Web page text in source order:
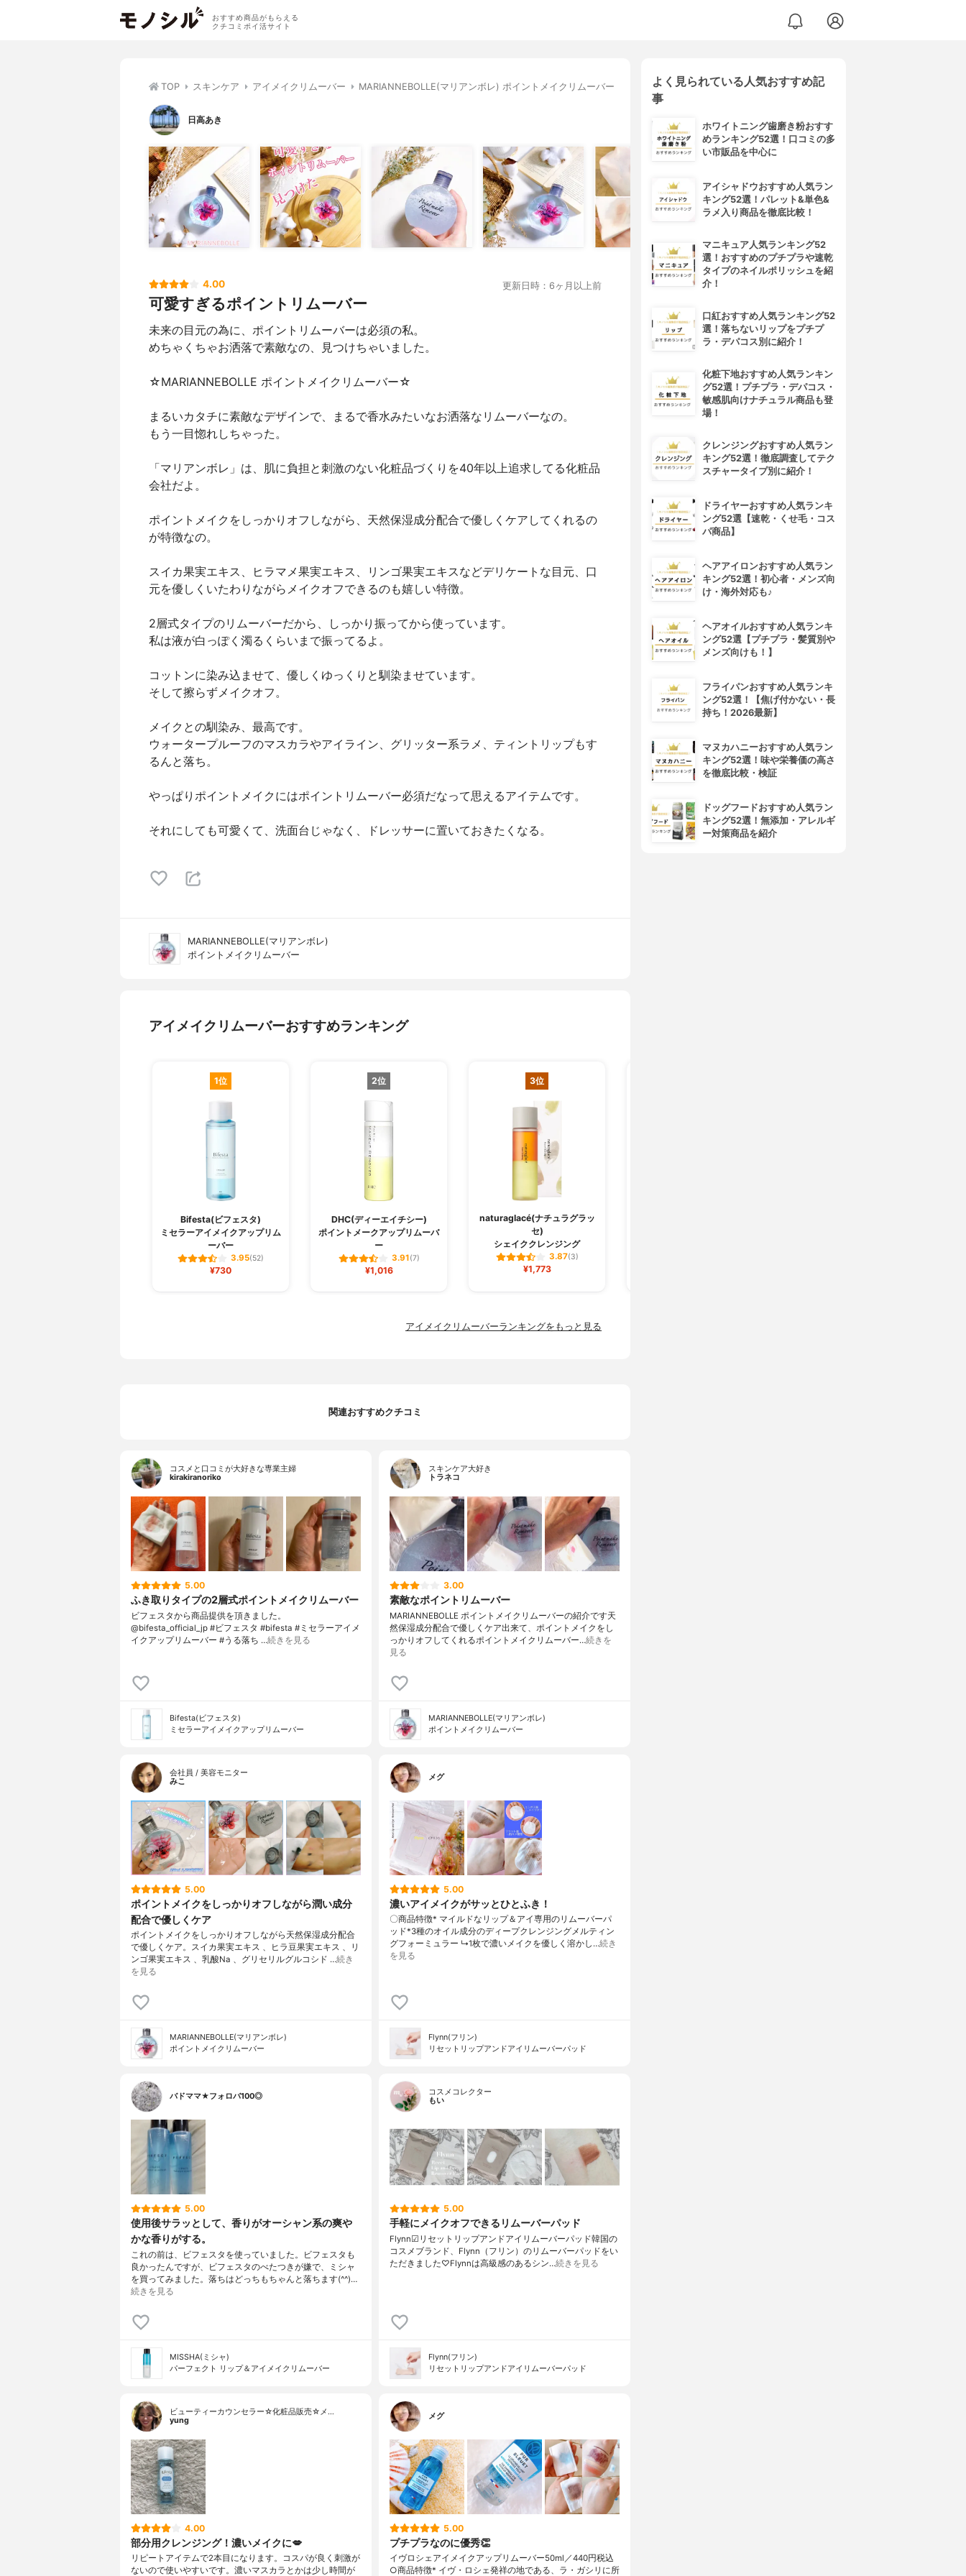
おすすめ商品がもらえる
クチコミポイ活サイト
TOP スキンケア アイメイクリムーバー MARIANNEBOLLE(マリアンボレ) ポイントメイクリムーバー
日高あき
4.00 更新日時：6ヶ月以上前
可愛すぎるポイントリムーバー
未来の目元の為に、ポイントリムーバーは必須の私。
めちゃくちゃお洒落で素敵なの、見つけちゃいました。
☆MARIANNEBOLLE ポイントメイクリムーバー☆
まるいカタチに素敵なデザインで、まるで香水みたいなお洒落なリムーバーなの。
もう一目惚れしちゃった。
「マリアンボレ」は、肌に負担と刺激のない化粧品づくりを40年以上追求してる化粧品
会社だよ。
ポイントメイクをしっかりオフしながら、天然保湿成分配合で優しくケアしてくれるの
が特徴なの。
スイカ果実エキス、ヒラマメ果実エキス、リンゴ果実エキスなどデリケートな目元、口
元を優しくいたわりながらメイクオフできるのも嬉しい特徴。
2層式タイプのリムーバーだから、しっかり振ってから使っています。
私は液が白っぽく濁るくらいまで振ってるよ。
コットンに染み込ませて、優しくゆっくりと馴染ませています。
そして擦らずメイクオフ。
メイクとの馴染み、最高です。
ウォータープルーフのマスカラやアイライン、グリッター系ラメ、ティントリップもす
るんと落ち。
やっぱりポイントメイクにはポイントリムーバー必須だなって思えるアイテムです。
それにしても可愛くて、洗面台じゃなく、ドレッサーに置いておきたくなる。
MARIANNEBOLLE(マリアンボレ)
ポイントメイクリムーバー
アイメイクリムーバーおすすめランキング
1位
Bifesta(ビフェスタ)
ミセラーアイメイクアップリム
ーバー
3.95(52)
¥730
2位
DHC(ディーエイチシー)
ポイントメークアップリムーバ
ー
3.91(7)
¥1,016
3位
naturaglacé(ナチュラグラッ
セ)
シェイククレンジング
3.87(3)
¥1,773
アイメイクリムーバーランキングをもっと見る
関連おすすめクチコミ
コスメと口コミが大好きな専業主婦
kirakiranoriko
5.00
ふき取りタイプの2層式ポイントメイクリムーバー
ビフェスタから商品提供を頂きました。
@bifesta_official_jp #ビフェスタ #bifesta #ミセラーアイメ
イクアップリムーバー #うる落ち …続きを見る
Bifesta(ビフェスタ)
ミセラーアイメイクアップリムーバー
スキンケア大好き
トラネコ
3.00
素敵なポイントリムーバー
MARIANNEBOLLE ポイントメイクリムーバーの紹介です天
然保湿成分配合で優しくケア出来て、ポイントメイクをし
っかりオフしてくれるポイントメイクリムーバー…続きを
見る
MARIANNEBOLLE(マリアンボレ)
ポイントメイクリムーバー
会社員 / 美容モニター
みこ
5.00
ポイントメイクをしっかりオフしながら潤い成分
配合で優しくケア
ポイントメイクをしっかりオフしながら天然保湿成分配合
で優しくケア。スイカ果実エキス 、ヒラ豆果実エキス 、リ
ンゴ果実エキス 、乳酸Na 、グリセリルグルコシド …続き
を見る
MARIANNEBOLLE(マリアンボレ)
ポイントメイクリムーバー
メグ
5.00
濃いアイメイクがサッとひとふき！
〇商品特徴* マイルドなリップ＆アイ専用のリムーバーパ
ッド*3種のオイル成分のディープクレンジングメルティン
グフォーミュラー ↳1枚で濃いメイクを優しく溶かし…続き
を見る
Flynn(フリン)
リセットリップアンドアイリムーバーパッド
バドママ★フォロバ100◎
5.00
使用後サラッとして、香りがオーシャン系の爽や
かな香りがする。
これの前は、ビフェスタを使っていました。ビフェスタも
良かったんですが、ビフェスタのべたつきが嫌で、ミシャ
を買ってみました。落ちはどっちもちゃんと落ちます(^^)…
続きを見る
MISSHA(ミシャ)
パーフェクト リップ＆アイメイクリムーバー
コスメコレクター
もい
5.00
手軽にメイクオフできるリムーバーパッド
Flynn☑︎リセットリップアンドアイリムーバーパッド韓国の
コスメブランド、Flynn（フリン）のリムーバーパッドをい
ただきました♡Flynnは高級感のあるシン…続きを見る
Flynn(フリン)
リセットリップアンドアイリムーバーパッド
ビューティーカウンセラー☆化粧品販売☆メ…
yung
4.00
部分用クレンジング！濃いメイクに💋
リピートアイテムで2本目になります。コスパが良く刺激が
ないので使いやすいです。濃いマスカラとかは少し時間が
メグ
5.00
プチプラなのに優秀👏
イヴロシェアイメイクアップリムーバー50ml／440円税込
○商品特徴* イヴ・ロシェ発祥の地である、ラ・ガシリに所
よく見られている人気おすすめ記
事
ホワイトニング歯磨き粉おすす
めランキング52選！口コミの多
い市販品を中心に
アイシャドウおすすめ人気ラン
キング52選！パレット&単色&
ラメ入り商品を徹底比較！
マニキュア人気ランキング52
選！おすすめのプチプラや速乾
タイプのネイルポリッシュを紹
介！
口紅おすすめ人気ランキング52
選！落ちないリップをプチプ
ラ・デパコス別に紹介！
化粧下地おすすめ人気ランキン
グ52選！プチプラ・デパコス・
敏感肌向けナチュラル商品も登
場！
クレンジングおすすめ人気ラン
キング52選！徹底調査してテク
スチャータイプ別に紹介！
ドライヤーおすすめ人気ランキ
ング52選【速乾・くせ毛・コス
パ商品】
ヘアアイロンおすすめ人気ラン
キング52選！初心者・メンズ向
け・海外対応も♪
ヘアオイルおすすめ人気ランキ
ング52選【プチプラ・髪質別や
メンズ向けも！】
フライパンおすすめ人気ランキ
ング52選！【焦げ付かない・長
持ち！2026最新】
マヌカハニーおすすめ人気ラン
キング52選！味や栄養価の高さ
を徹底比較・検証
ドッグフードおすすめ人気ラン
キング52選！無添加・アレルギ
ー対策商品を紹介